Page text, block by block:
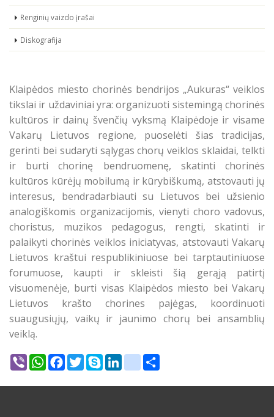
Renginių vaizdo įrašai
Diskografija
Klaipėdos miesto chorinės bendrijos „Aukuras“ veiklos
tikslai ir uždaviniai yra: organizuoti sistemingą chorinės
kultūros ir dainų švenčių vyksmą Klaipėdoje ir visame
Vakarų Lietuvos regione, puoselėti šias tradicijas,
gerinti bei sudaryti sąlygas chorų veiklos sklaidai, telkti
ir burti chorinę bendruomenę, skatinti chorinės
kultūros kūrėjų mobilumą ir kūrybiškumą, atstovauti jų
interesus, bendradarbiauti su Lietuvos bei užsienio
analogiškomis organizacijomis, vienyti choro vadovus,
choristus, muzikos pedagogus, rengti, skatinti ir
palaikyti chorinės veiklos iniciatyvas, atstovauti Vakarų
Lietuvos kraštui respublikiniuose bei tarptautiniuose
forumuose, kaupti ir skleisti šią gerąją patirtį
visuomenėje, burti visas Klaipėdos miesto bei Vakarų
Lietuvos krašto chorines pajėgas, koordinuoti
suaugusiųjų, vaikų ir jaunimo chorų bei ansamblių
veiklą.
Viber WhatsAppFacebook
TwitterSkypeLinkedIngoogle_bookmarks